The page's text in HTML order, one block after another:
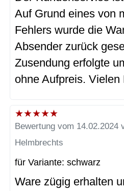
Auf Grund eines von
Fehlers wurde die
Absender zurück
Zusendung erfolgte
ohne Aufpreis. Vielen
★★★★★
Bewertung vom 14.02.2024
Helmbrechts
für Variante: schwarz
Ware zügig erhalten